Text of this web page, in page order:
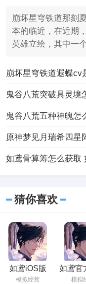
崩坏星穹铁道那刻
本的临近，在近期
英雄立绘，其中一
如鸢骨算筹怎么获取
猜你喜欢
如鸢iOS版
模拟经营
如鸢官
模拟